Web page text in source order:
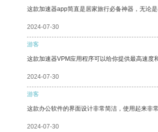
这款加速器app简直是居家旅行必备神器，无论
2024-07-30
游客
这款加速器VPM应用程序可以给你提供最高速度
2024-07-30
游客
这款办公软件的界面设计非常简洁，使用起来非
2024-07-30